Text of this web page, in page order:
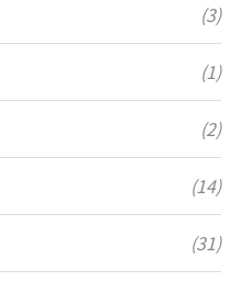
(3)
(1)
(2)
(14)
(31)